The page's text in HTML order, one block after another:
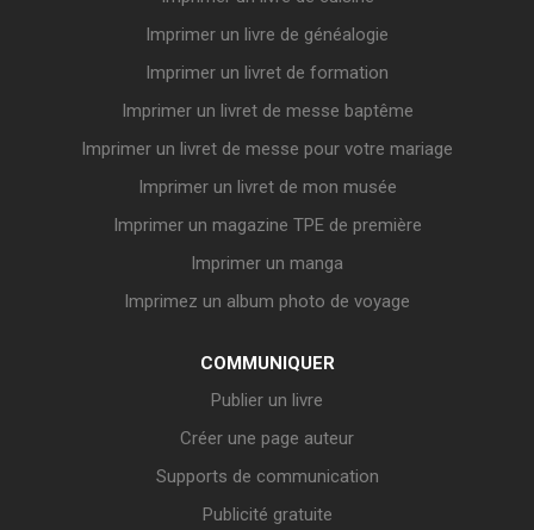
Imprimer un livre de généalogie
Imprimer un livret de formation
Imprimer un livret de messe baptême
Imprimer un livret de messe pour votre mariage
Imprimer un livret de mon musée
Imprimer un magazine TPE de première
Imprimer un manga
Imprimez un album photo de voyage
COMMUNIQUER
Publier un livre
Créer une page auteur
Supports de communication
Publicité gratuite